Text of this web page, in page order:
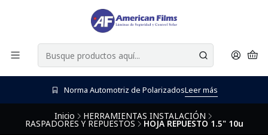
Norma Automotriz de PolarizadosLeer más
Inicio HERRAMIENTAS INSTALACIÓN
RASPADORES Y REPUESTOS HOJA REPUESTO 1.5" 10u